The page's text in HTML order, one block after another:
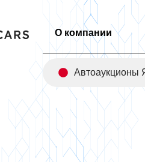
О компании
Audi A6 45 TDI Quattro Premium 4WD